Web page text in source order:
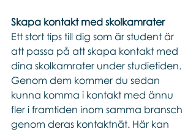
Skapa kontakt med skolkamrater
Ett stort tips till dig som är student är
att passa på att skapa kontakt med
dina skolkamrater under studietiden.
Genom dem kommer du sedan
kunna komma i kontakt med ännu
fler i framtiden inom samma bransch
genom deras kontaktnät. Här kan